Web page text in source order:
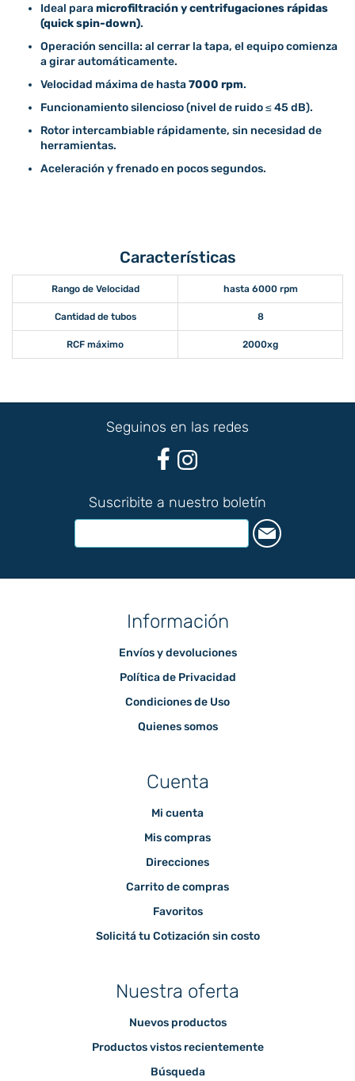
Ideal paramicrofiltración y centrifugaciones rápidas
(quick spin-down).
Operación sencilla: al cerrar la tapa, el equipo comienza
a girar automáticamente.
Velocidad máxima de hasta7000 rpm.
Funcionamiento silencioso (nivel de ruido ≤ 45 dB).
Rotor intercambiable rápidamente, sin necesidad de
herramientas.
Aceleración y frenado en pocos segundos.
Características
Rango de Velocidad hasta 6000 rpm
Cantidad de tubos 8
RCF máximo 2000xg
Seguinos en las redes
Suscribite a nuestro boletín
Información
Envíos y devoluciones
Política de Privacidad
Condiciones de Uso
Quienes somos
Cuenta
Mi cuenta
Mis compras
Direcciones
Carrito de compras
Favoritos
Solicitá tu Cotización sin costo
Nuestra oferta
Nuevos productos
Productos vistos recientemente
Búsqueda